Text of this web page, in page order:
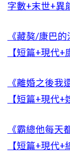
字數+末世+異
《藏獒/康巴
【短篇+現代+
《離婚之後
【短篇+現代+
《霸總他每
【短篇+現代+